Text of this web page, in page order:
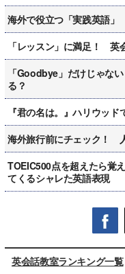
海外で役立つ「実践英語
「レッスン」に満足！ 英
「Goodbye」だけじゃな
る？
『君の名は。』ハリウッ
海外旅行前にチェック！
TOEIC500点を超えたら覚
てくるシャレた英語表現
英会話教室ランキング一覧